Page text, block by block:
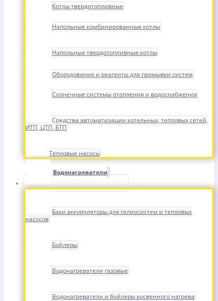
Котлы твердотопливные
Напольные комбинированные котлы
Напольные твердотопливные котлы
Оборудование и реагенты для промывки систем
Солнечные системы отопления и водоснабжения
Средства автоматизации котельных, тепловых сетей,
ИТП, ЦТП, БТП
Тепловые насосы
Водонагреватели
Баки аккумуляторы для гелиосистем и тепловых
насосов
Бойлеры
Водонагреватели газовые
Водонагреватели и бойлеры косвенного нагрева